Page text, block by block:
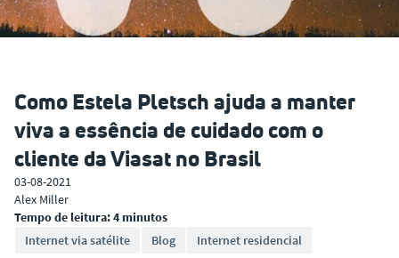
Como Estela Pletsch ajuda a manter
viva a essência de cuidado com o
cliente da Viasat no Brasil
03-08-2021
Alex Miller
Tempo de leitura: 4 minutos
Internet via satélite
Blog Internet residencial